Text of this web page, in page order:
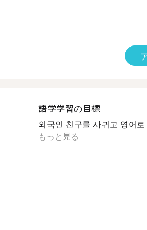
語学学習の目標
외국인 친구를 사귀고 영어
もっと見る